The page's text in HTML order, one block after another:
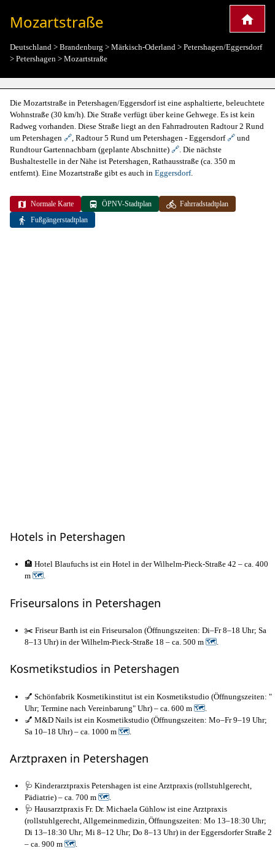
Mozartstraße
Deutschland > Brandenburg > Märkisch-Oderland > Petershagen/Eggersdorf
> Petershagen > Mozartstraße
Die Mozartstraße in Petershagen/Eggersdorf ist eine asphaltierte, beleuchtete
Wohnstraße (30 km/h). Die Straße verfügt über keine Gehwege. Es ist kein
Radweg vorhanden. Diese Straße liegt an den Fahrradrouten Radtour 2 Rund
um Petershagen 🔗, Radtour 5 Rund um Petershagen - Eggersdorf🔗 und
Rundtour Gartennachbarn (geplante Abschnitte) 🔗. Die nächste
Bushaltestelle in der Nähe ist Petershagen, Rathausstraße (ca. 350 m
entfernt). Eine Mozartstraße gibt es auch in Eggersdorf.
Normale Karte ÖPNV-Stadtplan
Fahrradstadtplan
Fußgängerstadtplan
Hotels in Petershagen
🏨 Hotel Blaufuchs ist ein Hotel in der Wilhelm-Pieck-Straße 42 – ca. 400
m 🗺.
Friseursalons in Petershagen
✂️ Friseur Barth ist ein Friseursalon (Öffnungszeiten: Di–Fr 8–18 Uhr; Sa
8–13 Uhr) in der Wilhelm-Pieck-Straße 18 – ca. 500 m 🗺.
Kosmetikstudios in Petershagen
💅 Schönfabrik Kosmetikinstitut ist ein Kosmetikstudio (Öffnungszeiten: "
Uhr; Termine nach Vereinbarung" Uhr) – ca. 600 m 🗺
💅 M&D Nails ist ein Kosmetikstudio (Öffnungszeiten: Mo–Fr 9–19 Uhr;
Sa 10–18 Uhr) – ca. 1000 m 🗺
Arztpraxen in Petershagen
🩺 Kinderarztpraxis Petershagen ist eine Arztpraxis (rollstuhlgerecht,
Pädiatrie) – ca. 700 m 🗺.
🩺 Hausarztpraxis Fr. Dr. Michaela Gühlow ist eine Arztpraxis
(rollstuhlgerecht, Allgemeinmedizin, Öffnungszeiten: Mo 13–18:30 Uhr;
Di 13–18:30 Uhr; Mi 8–12 Uhr; Do 8–13 Uhr) in der Eggersdorfer Straße 2
– ca. 900 m 🗺.